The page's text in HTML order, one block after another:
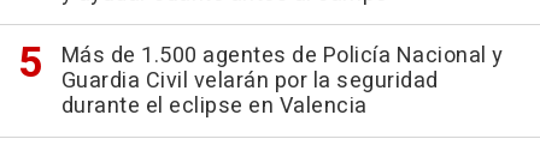
Más de 1.500 agentes de Policía Nacional y
Guardia Civil velarán por la seguridad
durante el eclipse en Valencia